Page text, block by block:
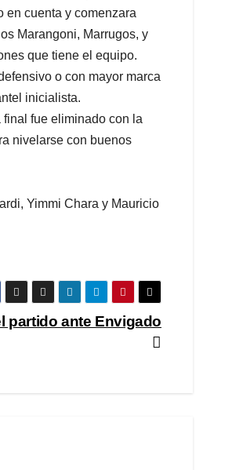
en cuenta y comenzara
Marangoni, Marrugos, y
que tiene el equipo.
o con mayor marca
inicialista.
fue eliminado con la
nivelarse con buenos
Yimmi Chara y Mauricio
partido ante Envigado